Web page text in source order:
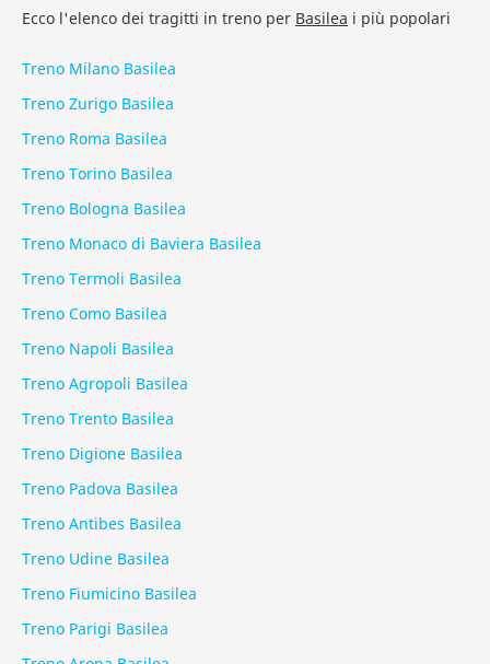
Ecco l'elenco dei tragitti in treno per Basilea i più popolari
Treno Milano Basilea
Treno Zurigo Basilea
Treno Roma Basilea
Treno Torino Basilea
Treno Bologna Basilea
Treno Monaco di Baviera Basilea
Treno Termoli Basilea
Treno Como Basilea
Treno Napoli Basilea
Treno Agropoli Basilea
Treno Trento Basilea
Treno Digione Basilea
Treno Padova Basilea
Treno Antibes Basilea
Treno Udine Basilea
Treno Fiumicino Basilea
Treno Parigi Basilea